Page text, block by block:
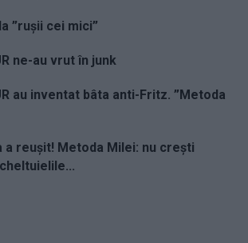
”rușii cei mici”
ne-au vrut în junk
au inventat bâta anti-Fritz. ”Metoda
a reușit! Metoda Milei: nu crești